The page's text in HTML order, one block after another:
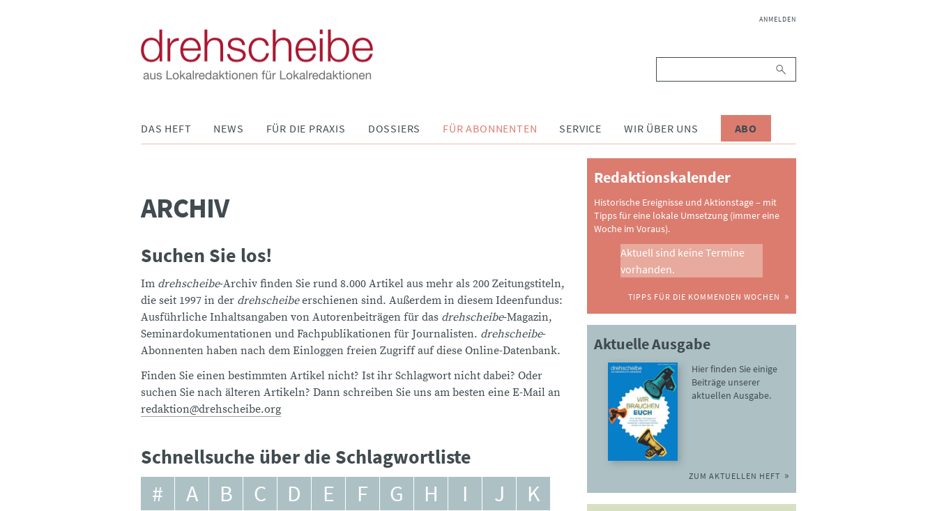
NAVIGATION
ANMELDEN
DAS HEFT NEWS FÜR DIE PRAXIS DOSSIERS FÜR ABONNENTEN SERVICE WIR ÜBER UNS ABO
ARCHIV
Suchen Sie los!
Im drehscheibe-Archiv finden Sie rund 8.000 Artikel aus mehr als 200 Zeitungstiteln,
die seit 1997 in der drehscheibeerschienen sind. Außerdem in diesem Ideenfundus:
Ausführliche Inhaltsangaben von Autorenbeiträgen für das drehscheibe-Magazin,
Seminardokumentationen und Fachpublikationen für Journalisten. drehscheibe-
Abonnenten haben nach dem Einloggen freien Zugriff auf diese Online-Datenbank.
Finden Sie einen bestimmten Artikel nicht? Ist ihr Schlagwort nicht dabei? Oder
suchen Sie nach älteren Artikeln? Dann schreiben Sie uns am besten eine E-Mail an
redaktion@drehscheibe.org
Schnellsuche über die Schlagwortliste
# A B C D E F G H I J
K
Redaktionskalender
Historische Ereignisse und Aktionstage – mit
Tipps für eine lokale Umsetzung (immer eine
Woche im Voraus).
Aktuell sind keine Termine
vorhanden.
TIPPS FÜR DIE KOMMENDEN WOCHEN
Aktuelle Ausgabe
Hier finden Sie einige
Beiträge unserer
aktuellen Ausgabe.
ZUM AKTUELLEN HEFT